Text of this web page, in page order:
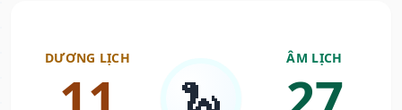
DƯƠNG LỊCH
🐍
ÂM LỊCH